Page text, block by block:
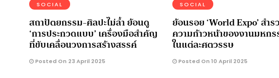
SOCIAL
สถาปัตยกรรม-ศิลปะไม่ล้ำ ย้อนดู
‘การประกวดแบบ’ เครื่องมือสำคัญ
ที่ขับเคลื่อนวงการสร้างสรรค์
Posted On 23 April 2025
SOCIAL
ย้อนรอย ‘World Expo’ สำร
ความก้าวหน้าของงานมหก
ในแต่ละศตวรรษ
Posted On 10 April 2025